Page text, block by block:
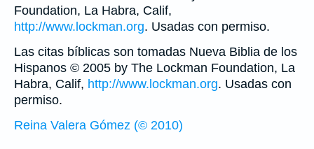
Foundation, La Habra, Calif,
http://www.lockman.org. Usadas con permiso.
Las citas bíblicas son tomadas Nueva Biblia de los
Hispanos © 2005 by The Lockman Foundation, La
Habra, Calif, http://www.lockman.org. Usadas con
permiso.
Reina Valera Gómez (© 2010)